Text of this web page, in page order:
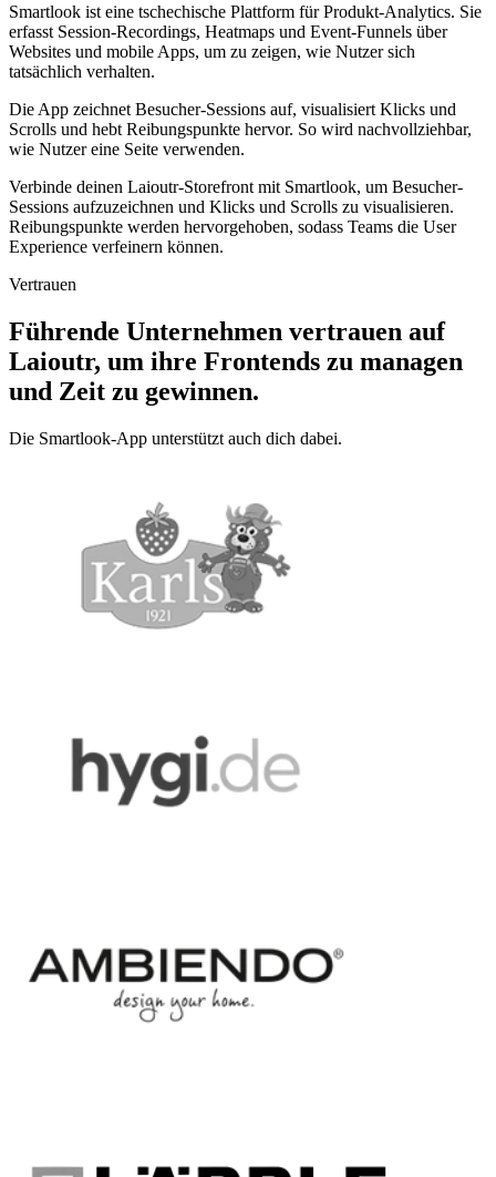
Smartlook ist eine tschechische Plattform für Produkt-Analytics. Sie
erfasst Session-Recordings, Heatmaps und Event-Funnels über
Websites und mobile Apps, um zu zeigen, wie Nutzer sich
tatsächlich verhalten.
Die App zeichnet Besucher-Sessions auf, visualisiert Klicks und
Scrolls und hebt Reibungspunkte hervor. So wird nachvollziehbar,
wie Nutzer eine Seite verwenden.
Verbinde deinen Laioutr-Storefront mit Smartlook, um Besucher-
Sessions aufzuzeichnen und Klicks und Scrolls zu visualisieren.
Reibungspunkte werden hervorgehoben, sodass Teams die User
Experience verfeinern können.
Vertrauen
Führende Unternehmen vertrauen auf
Laioutr, um ihre Frontends zu managen
und Zeit zu gewinnen.
Die Smartlook-App unterstützt auch dich dabei.